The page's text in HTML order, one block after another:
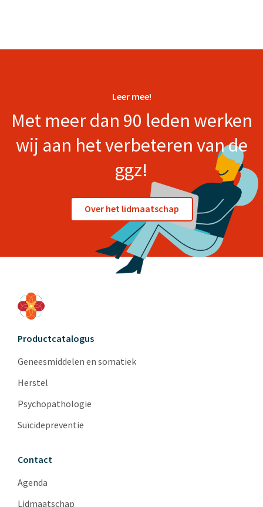
Leer mee!
Met meer dan 90 leden werken
wij aan het verbeteren van de
ggz!
Over het lidmaatschap
Productcatalogus
Geneesmiddelen en somatiek
Herstel
Psychopathologie
Suïcidepreventie
Contact
Agenda
Lidmaatschap